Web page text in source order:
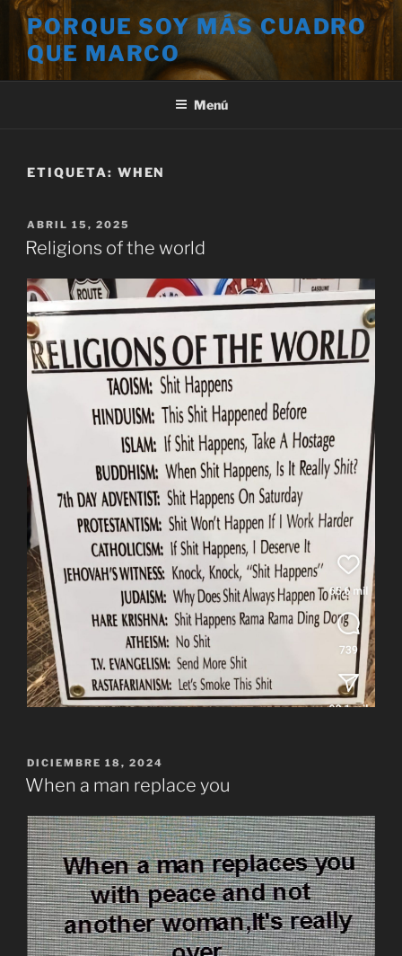
Saltar
contenido
PORQUE SOY MÁS CUADRO
QUE MARCO
Menú
ETIQUETA: WHEN
PUBLICADO
EL
ABRIL 15, 2025
Religions of the world
PUBLICADO
EL
DICIEMBRE 18, 2024
When a man replace you